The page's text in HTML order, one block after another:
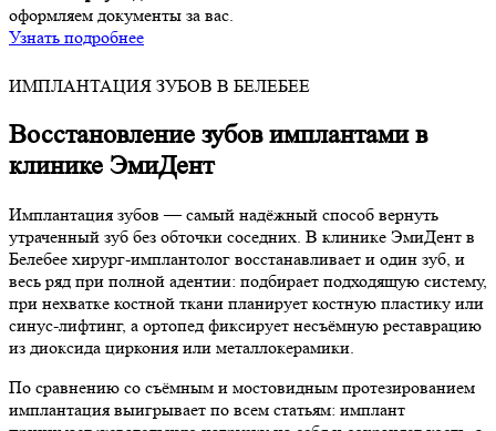
оформляем документы за вас.
Узнать подробнее
ИМПЛАНТАЦИЯ ЗУБОВ В БЕЛЕБЕЕ
Восстановление зубов имплантами в
клинике ЭмиДент
Имплантация зубов — самый надёжный способ вернуть
утраченный зуб без обточки соседних. В клинике ЭмиДент в
Белебее хирург-имплантолог восстанавливает и один зуб, и
весь ряд при полной адентии: подбирает подходящую систему,
при нехватке костной ткани планирует костную пластику или
синус-лифтинг, а ортопед фиксирует несъёмную реставрацию
из диоксида циркония или металлокерамики.
По сравнению со съёмным и мостовидным протезированием
имплантация выигрывает по всем статьям: имплант